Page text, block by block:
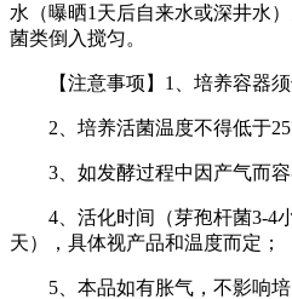
水（曝晒1天后自来水或深井水
菌类倒入搅匀。
【注意事项】1、培养容器须
2、培养活菌温度不得低于
3、如发酵过程中因产气而容
4、活化时间（芽孢杆菌3-4
天），具体视产品和温度而定；
5、本品如有胀气，不影响培